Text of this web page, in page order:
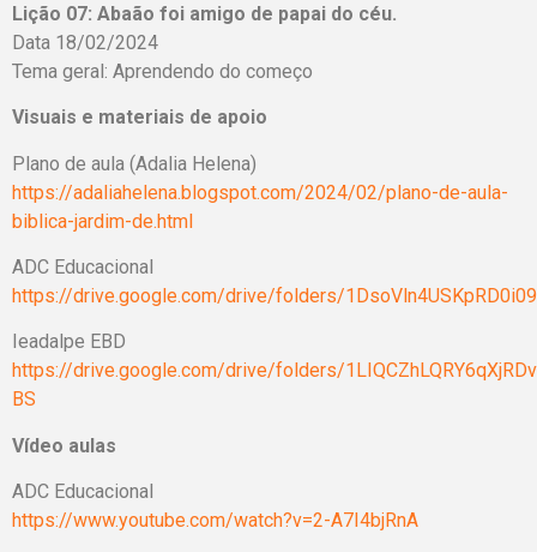
Lição 07: Abaão foi amigo de papai do céu.
Data 18/02/2024
Tema geral: Aprendendo do começo
Visuais e materiais de apoio
Plano de aula (Adalia Helena)
https://adaliahelena.blogspot.com/2024/02/plano-de-aula-
biblica-jardim-de.html
ADC Educacional
https://drive.google.com/drive/folders/
Ieadalpe EBD
https://drive.google.com/drive/folders/
BS
Vídeo aulas
ADC Educacional
https://www.youtube.com/watch?v=2-A7I4bjRnA